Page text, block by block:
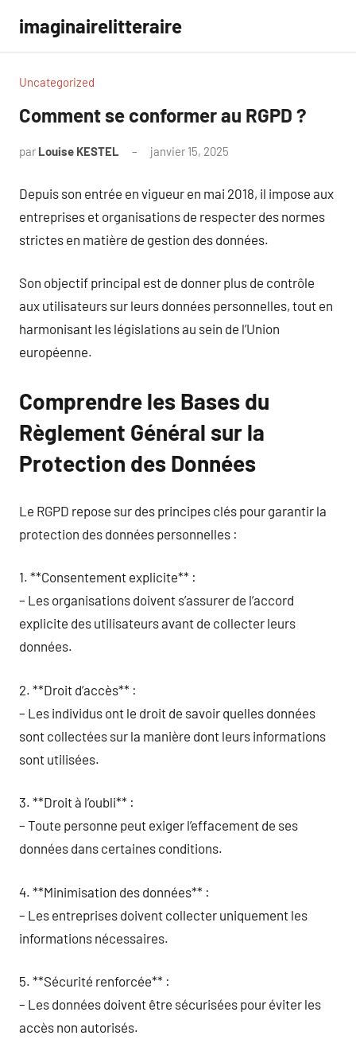
contenu
imaginairelitteraire
Uncategorized
Comment se conformer au RGPD ?
par Louise KESTEL janvier 15, 2025
Depuis son entrée en vigueur en mai 2018, il impose aux
entreprises et organisations de respecter des normes
strictes en matière de gestion des données.
Son objectif principal est de donner plus de contrôle
aux utilisateurs sur leurs données personnelles, tout en
harmonisant les législations au sein de l’Union
européenne.
Comprendre les Bases du
Règlement Général sur la
Protection des Données
Le RGPD repose sur des principes clés pour garantir la
protection des données personnelles :
1. **Consentement explicite** :
– Les organisations doivent s’assurer de l’accord
explicite des utilisateurs avant de collecter leurs
données.
2. **Droit d’accès** :
– Les individus ont le droit de savoir quelles données
sont collectées sur la manière dont leurs informations
sont utilisées.
3. **Droit à l’oubli** :
– Toute personne peut exiger l’effacement de ses
données dans certaines conditions.
4. **Minimisation des données** :
– Les entreprises doivent collecter uniquement les
informations nécessaires.
5. **Sécurité renforcée** :
– Les données doivent être sécurisées pour éviter les
accès non autorisés.